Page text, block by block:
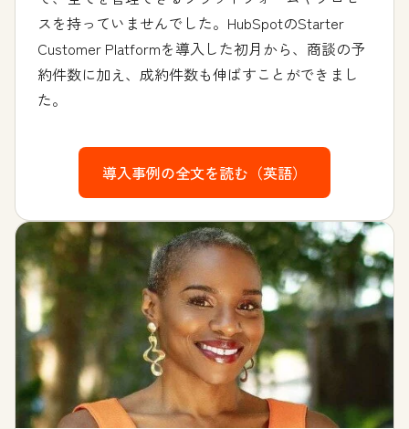
スを持っていませんでした。HubSpotのStarter
Customer Platformを導入した初月から、商談の予
約件数に加え、成約件数も伸ばすことができまし
た。
導入事例の全文を読む（英語）